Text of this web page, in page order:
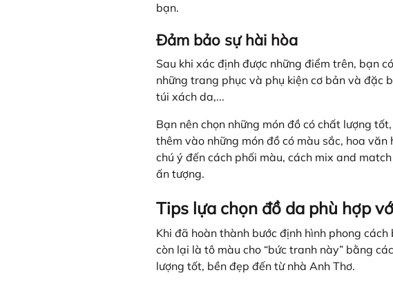
bạn.
Đảm bảo sự hài hòa
Sau khi xác định được những điểm trên, bạn
những trang phục và phụ kiện cơ bản và đặc
túi xách da,...
Bạn nên chọn những món đồ có chất lượng
thêm vào những món đồ có màu sắc, hoa
chú ý đến cách phối màu, cách mix and
ấn tượng.
Tips lựa chọn đồ da phù hợp
Khi đã hoàn thành bước định hình phong
còn lại là tô màu cho “bức tranh này” bằng
lượng tốt, bền đẹp đến từ nhà Anh Thơ.